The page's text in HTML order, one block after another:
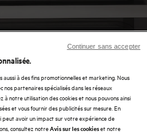
à des fins promotionnelles et marketing. Nous
partenaires spécialisés dans les réseaux
à notre utilisation des cookies et nous pouvons ainsi
et vous fournir des publicités sur mesure. En
peut avoir un impact sur votre expérience de
consultez notreAvis sur les cookieset notre
Continuer sans accepter